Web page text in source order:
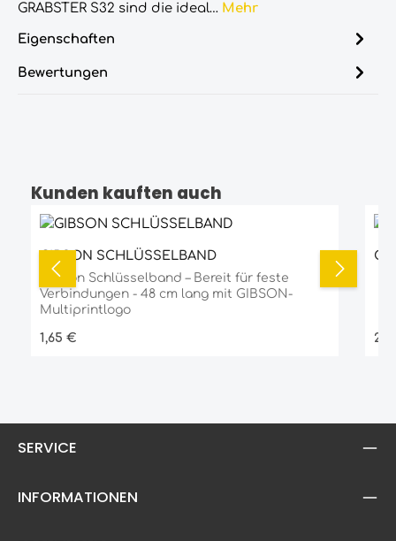
GRABSTER S32 sind die ideal… Mehr
Eigenschaften
Bewertungen
Produktgalerie überspringen
Kunden kauften auch
GIBSON SCHLÜSSELBAND
Gibson Schlüsselband – Bereit für feste
Verbindungen - 48 cm lang mit GIBSON-
Multiprintlogo
Regulärer Preis:
1,65 €
SERVICE
INFORMATIONEN